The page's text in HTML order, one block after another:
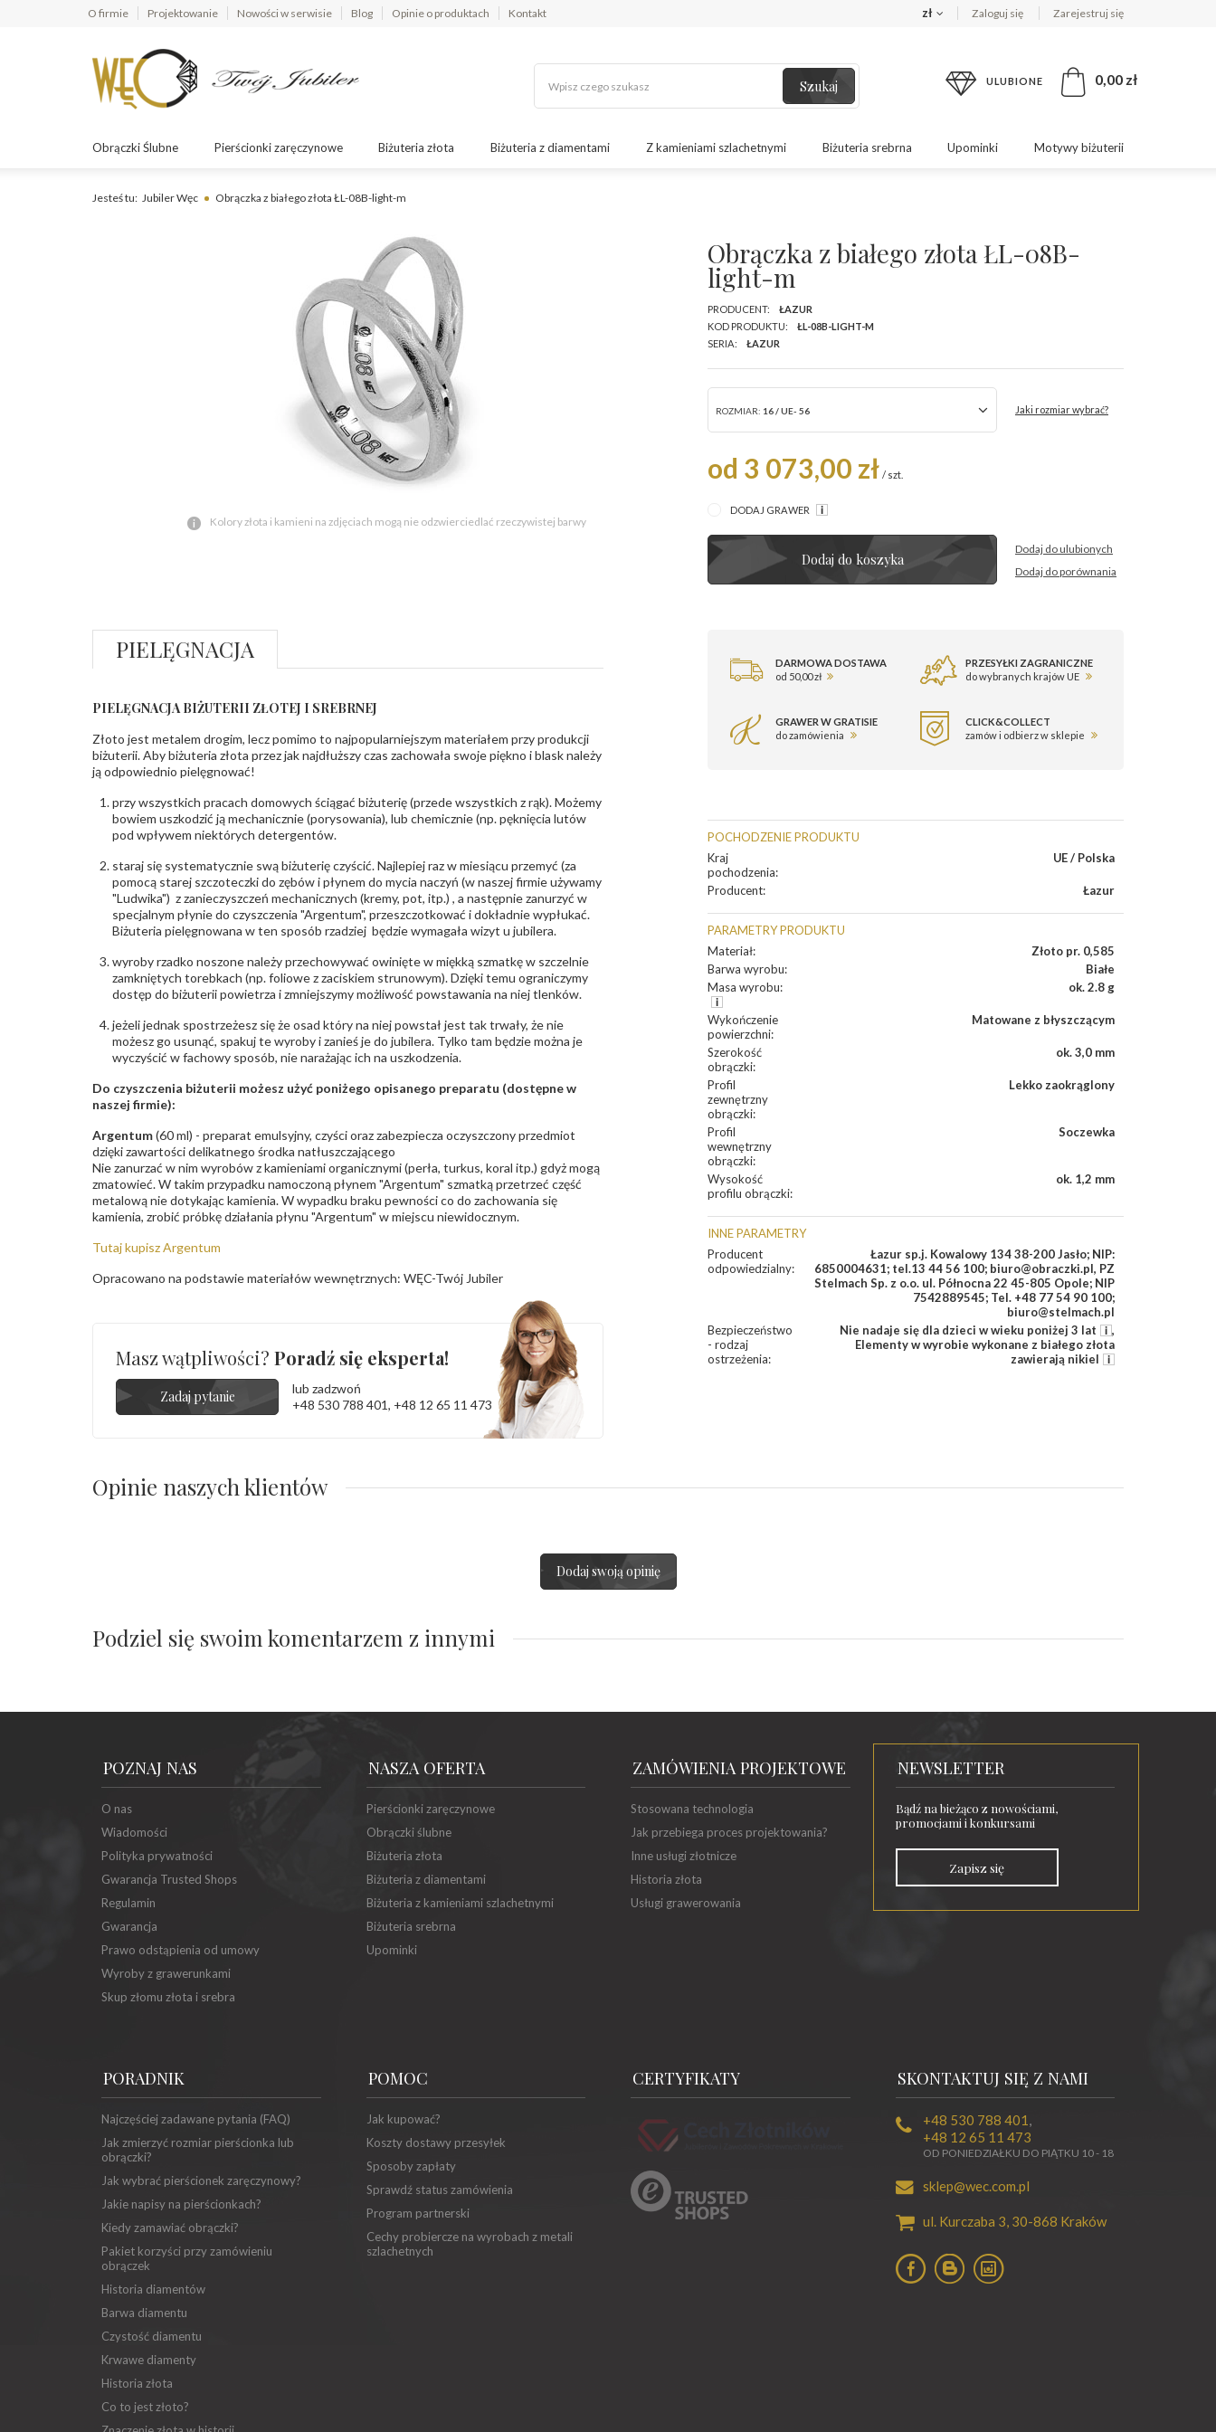
O firmie Projektowanie Nowości w serwisie Blog Opinie o produktach Kontakt zł Zaloguj się Zarejestruj się
Szukaj ULUBIONE 0,00 zł
Obrączki Ślubne Pierścionki zaręczynowe Biżuteria złota Biżuteria z diamentami Z kamieniami szlachetnymi Biżuteria srebrna Upominki Motywy biżuterii
Jesteś tu: Jubiler Węc Obrączka z białego złota ŁL-08B-light-m
Kolory złota i kamieni na zdjęciach mogą nie odzwierciedlać rzeczywistej barwy
Obrączka z białego złota ŁL-08B-
light-m
PRODUCENT:
ŁAZUR
KOD PRODUKTU:
ŁL-08B-LIGHT-M
SERIA:
ŁAZUR
ROZMIAR: 16 / UE- 56 Jaki rozmiar wybrać?
od 3 073,00 zł / szt.
DODAJ GRAWER
Dodaj do koszyka
Dodaj do ulubionych
Dodaj do porównania
DARMOWA DOSTAWA
od 50,00 zł
PRZESYŁKI ZAGRANICZNE
do wybranych krajów UE
GRAWER W GRATISIE
do zamówienia
CLICK&COLLECT
zamów i odbierz w sklepie
POCHODZENIE PRODUKTU
Kraj
pochodzenia:
UE / Polska
Producent: Łazur
PARAMETRY PRODUKTU
Materiał:
Złoto pr. 0,585
Barwa wyrobu:
Białe
Masa wyrobu: ok. 2.8 g
Wykończenie
powierzchni:
Matowane z błyszczącym
Szerokość
obrączki:
ok. 3,0 mm
Profil
zewnętrzny
obrączki:
Lekko zaokrąglony
Profil
wewnętrzny
obrączki:
Soczewka
Wysokość
profilu obrączki:
ok. 1,2 mm
INNE PARAMETRY
Producent
odpowiedzialny:
Łazur sp.j. Kowalowy 134 38-200 Jasło; NIP:
6850004631; tel.13 44 56 100; biuro@obraczki.pl, PZ
Stelmach Sp. z o.o. ul. Północna 22 45-805 Opole; NIP
7542889545; Tel. +48 77 54 90 100;
biuro@stelmach.pl
Bezpieczeństwo
- rodzaj
ostrzeżenia:
Nie nadaje się dla dzieci w wieku poniżej 3 lat
,
Elementy w wyrobie wykonane z białego złota
zawierają nikiel
PIELĘGNACJA
PIELĘGNACJA BIŻUTERII ZŁOTEJ I SREBRNEJ
Złoto jest metalem drogim, lecz pomimo to najpopularniejszym materiałem przy produkcji
biżuterii. Aby biżuteria złota przez jak najdłuższy czas zachowała swoje piękno i blask należy
ją odpowiednio pielęgnować!
przy wszystkich pracach domowych ściągać biżuterię (przede wszystkich z rąk). Możemy
bowiem uszkodzić ją mechanicznie (porysowania), lub chemicznie (np. pęknięcia lutów
pod wpływem niektórych detergentów.
staraj się systematycznie swą biżuterię czyścić. Najlepiej raz w miesiącu przemyć (za
pomocą starej szczoteczki do zębów i płynem do mycia naczyń (w naszej firmie używamy
"Ludwika") z zanieczyszczeń mechanicznych (kremy, pot, itp.) , a następnie zanurzyć w
specjalnym płynie do czyszczenia "Argentum", przeszczotkować i dokładnie wypłukać.
Biżuteria pielęgnowana w ten sposób rzadziej będzie wymagała wizyt u jubilera.
wyroby rzadko noszone należy przechowywać owinięte w miękką szmatkę w szczelnie
zamkniętych torebkach (np. foliowe z zaciskiem strunowym). Dzięki temu ograniczymy
dostęp do biżuterii powietrza i zmniejszymy możliwość powstawania na niej tlenków.
jeżeli jednak spostrzeżesz się że osad który na niej powstał jest tak trwały, że nie
możesz go usunąć, spakuj te wyroby i zanieś je do jubilera. Tylko tam będzie można je
wyczyścić w fachowy sposób, nie narażając ich na uszkodzenia.
Do czyszczenia biżuterii możesz użyć poniżego opisanego preparatu (dostępne w
naszej firmie):
Argentum(60 ml) - preparat emulsyjny, czyści oraz zabezpiecza oczyszczony przedmiot
dzięki zawartości delikatnego środka natłuszczającego
Nie zanurzać w nim wyrobów z kamieniami organicznymi (perła, turkus, koral itp.) gdyż mogą
zmatowieć. W takim przypadku namoczoną płynem "Argentum" szmatką przetrzeć część
metalową nie dotykając kamienia. W wypadku braku pewności co do zachowania się
kamienia, zrobić próbkę działania płynu "Argentum" w miejscu niewidocznym.
Tutaj kupisz Argentum
Opracowano na podstawie materiałów wewnętrznych: WĘC-Twój Jubiler
Masz wątpliwości? Poradź się eksperta!
Zadaj pytanie
lub zadzwoń
+48 530 788 401, +48 12 65 11 473
Opinie naszych klientów
Dodaj swoją opinię
Podziel się swoim komentarzem z innymi
POZNAJ NAS
O nas
Wiadomości
Polityka prywatności
Gwarancja Trusted Shops
Regulamin
Gwarancja
Prawo odstąpienia od umowy
Wyroby z grawerunkami
Skup złomu złota i srebra
NASZA OFERTA
Pierścionki zaręczynowe
Obrączki ślubne
Biżuteria złota
Biżuteria z diamentami
Biżuteria z kamieniami szlachetnymi
Biżuteria srebrna
Upominki
ZAMÓWIENIA PROJEKTOWE
Stosowana technologia
Jak przebiega proces projektowania?
Inne usługi złotnicze
Historia złota
Usługi grawerowania
NEWSLETTER
Bądź na bieżąco z nowościami,
promocjami i konkursami
Zapisz się
PORADNIK
Najczęściej zadawane pytania (FAQ)
Jak zmierzyć rozmiar pierścionka lub
obrączki?
Jak wybrać pierścionek zaręczynowy?
Jakie napisy na pierścionkach?
Kiedy zamawiać obrączki?
Pakiet korzyści przy zamówieniu
obrączek
Historia diamentów
Barwa diamentu
Czystość diamentu
Krwawe diamenty
Historia złota
Co to jest złoto?
POMOC
Jak kupować?
Koszty dostawy przesyłek
Sposoby zapłaty
Sprawdź status zamówienia
Program partnerski
Cechy probiercze na wyrobach z metali
szlachetnych
CERTYFIKATY SKONTAKTUJ SIĘ Z NAMI
+48 530 788 401 ,
+48 12 65 11 473
OD PONIEDZIAŁKU DO PIĄTKU 10 - 18
sklep@wec.com.pl
ul. Kurczaba 3, 30-868 Kraków